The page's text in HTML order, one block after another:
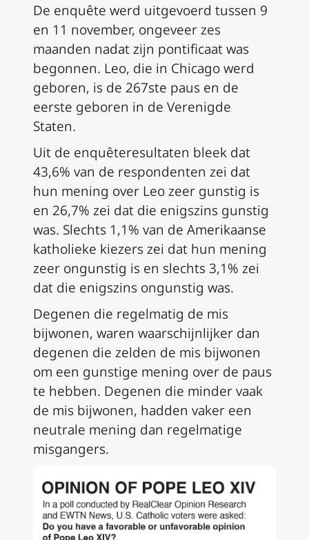
De enquête werd uitgevoerd tussen 9
en 11 november, ongeveer zes
maanden nadat zijn pontificaat was
begonnen. Leo, die in Chicago werd
geboren, is de 267ste paus en de
eerste geboren in de Verenigde
Staten.
Uit de enquêteresultaten bleek dat
43,6% van de respondenten zei dat
hun mening over Leo zeer gunstig is
en 26,7% zei dat die enigszins gunstig
was. Slechts 1,1% van de Amerikaanse
katholieke kiezers zei dat hun mening
zeer ongunstig is en slechts 3,1% zei
dat die enigszins ongunstig was.
Degenen die regelmatig de mis
bijwonen, waren waarschijnlijker dan
degenen die zelden de mis bijwonen
om een gunstige mening over de paus
te hebben. Degenen die minder vaak
de mis bijwonen, hadden vaker een
neutrale mening dan regelmatige
misgangers.